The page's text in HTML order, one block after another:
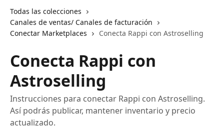
Todas las colecciones
Canales de ventas/ Canales de facturación
Conectar Marketplaces
Conecta Rappi con Astroselling
Conecta Rappi con
Astroselling
Instrucciones para conectar Rappi con Astroselling.
Así podrás publicar, mantener inventario y precio
actualizado.